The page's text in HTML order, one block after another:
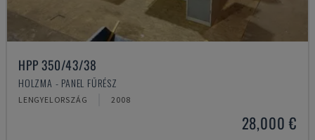
HPP 350/43/38
HOLZMA - PANEL FŰRÉSZ
LENGYELORSZÁG 2008
28,000 €